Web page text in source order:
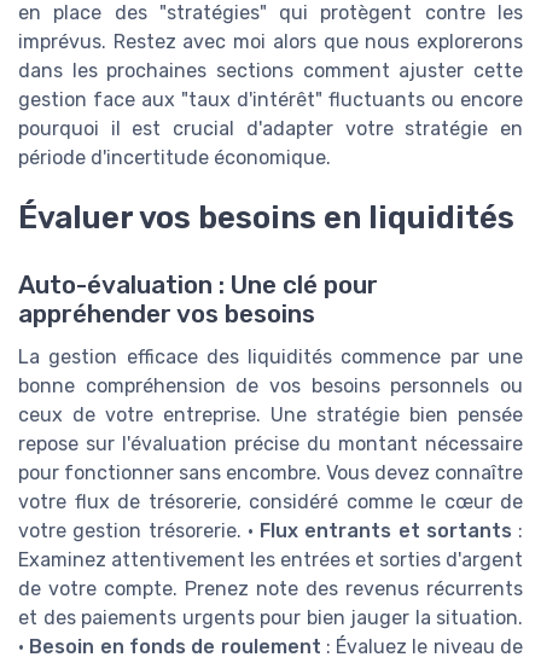
en place des "stratégies" qui protègent contre les
imprévus. Restez avec moi alors que nous explorerons
dans les prochaines sections comment ajuster cette
gestion face aux "taux d'intérêt" fluctuants ou encore
pourquoi il est crucial d'adapter votre stratégie en
période d'incertitude économique.
Évaluer vos besoins en liquidités
Auto-évaluation : Une clé pour
appréhender vos besoins
La gestion efficace des liquidités commence par une
bonne compréhension de vos besoins personnels ou
ceux de votre entreprise. Une stratégie bien pensée
repose sur l'évaluation précise du montant nécessaire
pour fonctionner sans encombre. Vous devez connaître
votre flux de trésorerie, considéré comme le cœur de
votre gestion trésorerie. • Flux entrants et sortants :
Examinez attentivement les entrées et sorties d'argent
de votre compte. Prenez note des revenus récurrents
et des paiements urgents pour bien jauger la situation.
• Besoin en fonds de roulement : Évaluez le niveau de